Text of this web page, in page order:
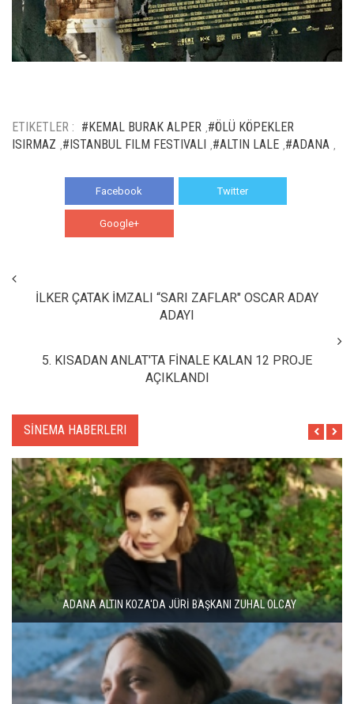
ETIKETLER : #KEMAL BURAK ALPER #ÖLÜ KÖPEKLER
ISIRMAZ #ISTANBUL FILM FESTIVALI #ALTIN LALE #ADANA
Facebook Twitter
Google+
İLKER ÇATAK İMZALI “SARI ZAFLAR" OSCAR ADAY
ADAYI
5. KISADAN ANLAT'TA FİNALE KALAN 12 PROJE
AÇIKLANDI
SİNEMA HABERLERI
ADANA ALTIN KOZA'DA JÜRİ BAŞKANI ZUHAL OLCAY